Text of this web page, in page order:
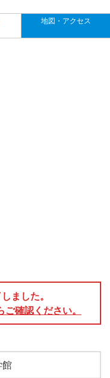
地図・アクセス
ました。
確認ください。
館